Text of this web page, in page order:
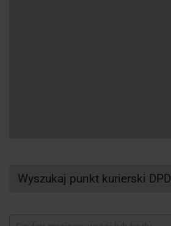
Wyszukaj punkt kurierski DPD